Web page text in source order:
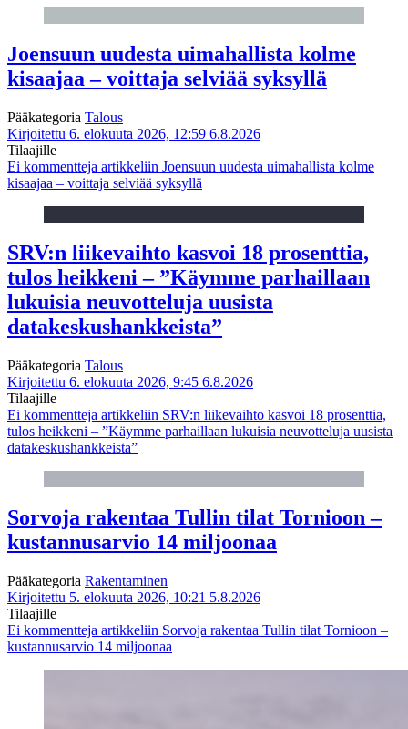
Joensuun uudesta uimahallista kolme
kisaajaa – voittaja selviää syksyllä
Pääkategoria Talous
Kirjoitettu 6. elokuuta 2026, 12:59 6.8.2026
Tilaajille
Ei kommentteja artikkeliin Joensuun uudesta uimahallista kolme
kisaajaa – voittaja selviää syksyllä
SRV:n liikevaihto kasvoi 18 prosenttia,
tulos heikkeni – ”Käymme parhaillaan
lukuisia neuvotteluja uusista
datakeskushankkeista”
Pääkategoria Talous
Kirjoitettu 6. elokuuta 2026, 9:45 6.8.2026
Tilaajille
Ei kommentteja artikkeliin SRV:n liikevaihto kasvoi 18 prosenttia,
tulos heikkeni – ”Käymme parhaillaan lukuisia neuvotteluja uusista
datakeskushankkeista”
Sorvoja rakentaa Tullin tilat Tornioon –
kustannusarvio 14 miljoonaa
Pääkategoria Rakentaminen
Kirjoitettu 5. elokuuta 2026, 10:21 5.8.2026
Tilaajille
Ei kommentteja artikkeliin Sorvoja rakentaa Tullin tilat Tornioon –
kustannusarvio 14 miljoonaa